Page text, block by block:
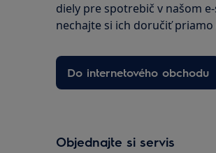
diely pre spotrebič v našom
nechajte si ich doručiť priamo
Do internetového obchodu
Objednajte si servis